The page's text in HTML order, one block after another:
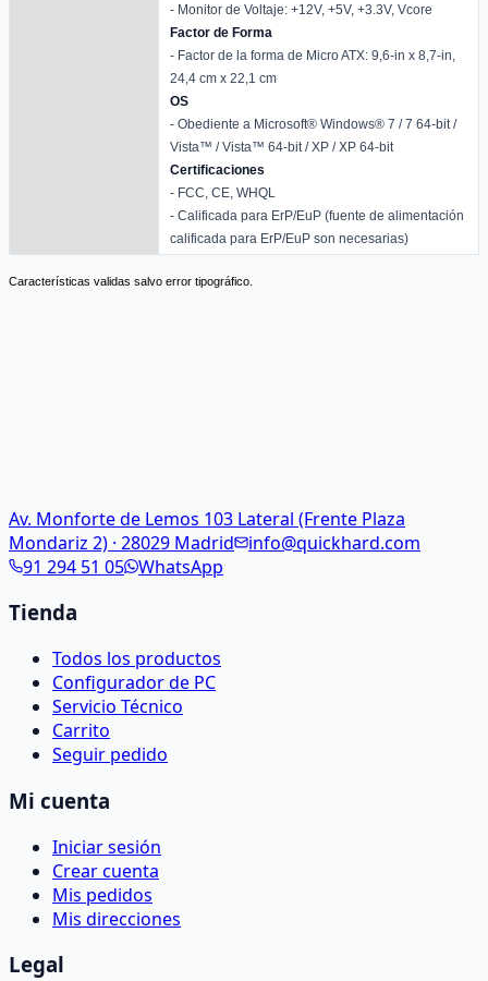
- Monitor de Voltaje: +12V, +5V, +3.3V, Vcore
Factor de Forma
- Factor de la forma de Micro ATX: 9,6-in x 8,7-in,
24,4 cm x 22,1 cm
OS
- Obediente a Microsoft® Windows® 7 / 7 64-bit /
Vista™ / Vista™ 64-bit / XP / XP 64-bit
Certificaciones
- FCC, CE, WHQL
- Calificada para ErP/EuP (fuente de alimentación
calificada para ErP/EuP son necesarias)
Características validas salvo error tipográfico.
Av. Monforte de Lemos 103 Lateral (Frente Plaza
Mondariz 2) · 28029 Madrid
info@quickhard.com
91 294 51 05 WhatsApp
Tienda
Todos los productos
Configurador de PC
Servicio Técnico
Carrito
Seguir pedido
Mi cuenta
Iniciar sesión
Crear cuenta
Mis pedidos
Mis direcciones
Legal